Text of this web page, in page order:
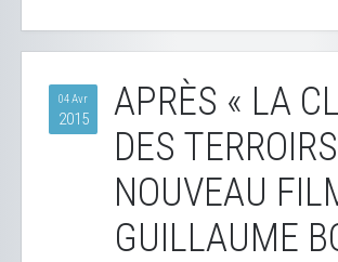
04 Avr
2015
APRÈS « LA
DES
NOUVEAU
GUILLAUME